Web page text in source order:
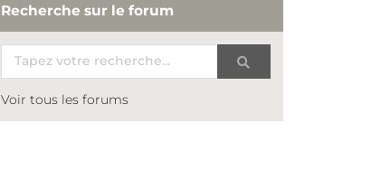
Recherche sur le forum
Voir tous les forums